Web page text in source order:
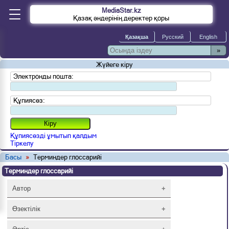
MediaStar.kz
Қазақ әндерінің деректер қоры
»
Жүйеге кіру
Электронды пошта:
Құпиясөз:
Құпиясөзді ұмытып қалдым
Тіркелу
Басы » Терминдер глоссарийі
Терминдер глоссарийі
Автор
және т.б. әдеби немесе басқа өнер
туындысын құрушы.
Өзектілік